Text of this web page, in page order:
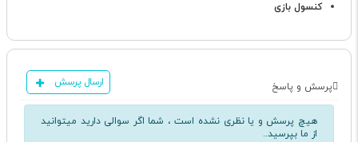
کنسول بازی
پرسش و پاسخ ارسال پرسش
هیچ پرسش و یا نظری نشده است ، شما اگر سوالی دارید میتوانید
از ما بپرسید..